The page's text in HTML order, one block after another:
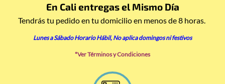
En Cali entregas el Mismo Día
Tendrás tu pedido en tu domicilio en menos de 8 horas.
Lunes aSábadoHorario Hábil, No aplica domingos ni festivos
*Ver Términos y Condiciones